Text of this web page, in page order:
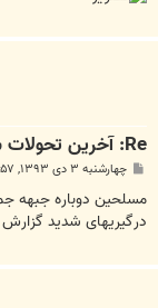
Re: آخرين تحولات سوريه
پ
ت
چهارشنبه ۳ دی ۱۳۹۳, ۲:۵۷ ق.ظ
ﻣﺴﻠﺤﯿﻦ ﺩﻭﺑﺎﺭﻩ ﺟﺒﻬﻪ
ﺩﺭﮔﯿﺮﯾﻬﺎﯼ ﺷﺪﯾﺪ